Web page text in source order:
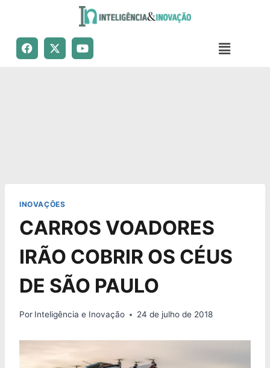
INOVAÇÕES
CARROS VOADORES
IRÃO COBRIR OS CÉUS
DE SÃO PAULO
Por Inteligência e Inovação 24 de julho de 2018